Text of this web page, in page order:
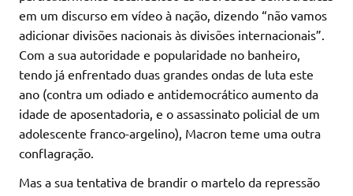
em um discurso em vídeo à nação, dizendo “não vamos
adicionar divisões nacionais às divisões internacionais”.
Com a sua autoridade e popularidade no banheiro,
tendo já enfrentado duas grandes ondas de luta este
ano (contra um odiado e antidemocrático aumento da
idade de aposentadoria, e o assassinato policial de um
adolescente franco-argelino), Macron teme uma outra
conflagração.
Mas a sua tentativa de brandir o martelo da repressão